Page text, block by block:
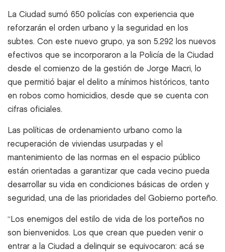
La Ciudad sumó 650 policías con experiencia que
reforzarán el orden urbano y la seguridad en los
subtes. Con este nuevo grupo, ya son 5.292 los nuevos
efectivos que se incorporaron a la Policía de la Ciudad
desde el comienzo de la gestión de Jorge Macri, lo
que permitió bajar el delito a mínimos históricos, tanto
en robos como homicidios, desde que se cuenta con
cifras oficiales.
Las políticas de ordenamiento urbano como la
recuperación de viviendas usurpadas y el
mantenimiento de las normas en el espacio público
están orientadas a garantizar que cada vecino pueda
desarrollar su vida en condiciones básicas de orden y
seguridad, una de las prioridades del Gobierno porteño.
“Los enemigos del estilo de vida de los porteños no
son bienvenidos. Los que crean que pueden venir o
entrar a la Ciudad a delinquir se equivocaron: acá se